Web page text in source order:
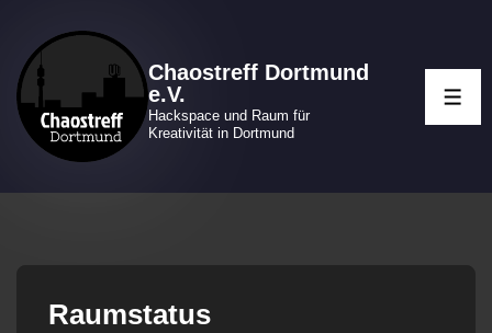
Inhalt
Chaostreff Dortmund
e.V.
Hackspace und Raum für
Kreativität in Dortmund
Raumstatus